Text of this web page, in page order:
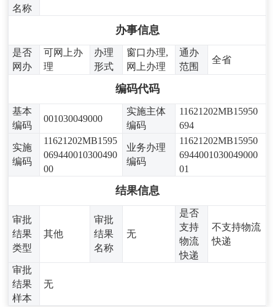
名称
办事信息
是否
网办
可网上办
理
办理
形式
窗口办理,
网上办理
通办
范围
全省
编码代码
基本
编码
001030049000
实施主体
编码
11621202MB15950
694
实施
编码
11621202MB1595
069440010300490
00
业务办理
编码
11621202MB15950
6944001030049000
01
结果信息
审批
结果
类型
其他
审批
结果
名称
无
是否
支持
物流
快递
不支持物流
快递
审批
结果
样本
无